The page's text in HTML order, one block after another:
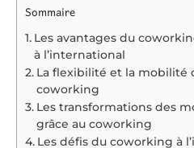
Sommaire
Les avantages du
à l’international
La flexibilité et la mobilité
coworking
Les transformations des
grâce au coworking
Les défis du coworking à